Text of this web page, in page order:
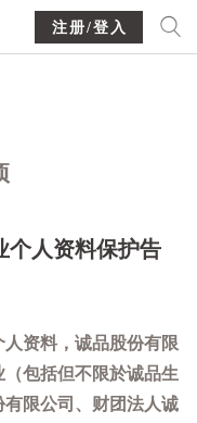
注册/登入
个人资料保护告
资料，诚品股份有限
包括但不限於诚品生
限公司、财团法人诚